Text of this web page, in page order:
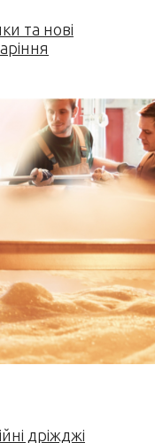
та нові
дріжджі